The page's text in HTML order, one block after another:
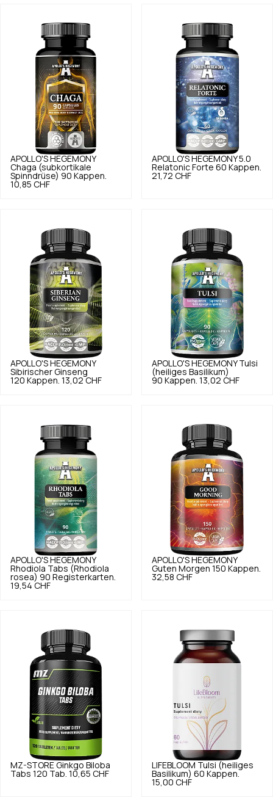
APOLLO'S HEGEMONY
Chaga (subkortikale
Spinndrüse) 90 Kappen.
10,85 CHF
APOLLO'S HEGEMONY 5.0
Relatonic Forte 60 Kappen.
21,72 CHF
APOLLO'S HEGEMONY
Sibirischer Ginseng
120 Kappen. 13,02 CHF
APOLLO'S HEGEMONY Tulsi
(heiliges Basilikum)
90 Kappen. 13,02 CHF
APOLLO'S HEGEMONY
Rhodiola Tabs (Rhodiola
rosea) 90 Registerkarten.
19,54 CHF
APOLLO'S HEGEMONY
Guten Morgen 150 Kappen.
32,58 CHF
MZ-STORE Ginkgo Biloba
Tabs 120 Tab. 10,65 CHF
LIFEBLOOM Tulsi (heiliges
Basilikum) 60 Kappen.
15,00 CHF